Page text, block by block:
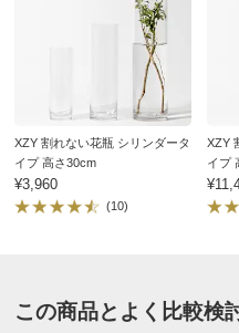
XZY 割れない花瓶 シリンダータ
イプ 高さ30cm
¥3,960
(10)
XZY
イプ
この商品とよく比較検